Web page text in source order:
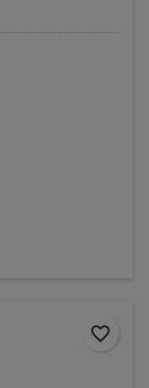
favorite_border